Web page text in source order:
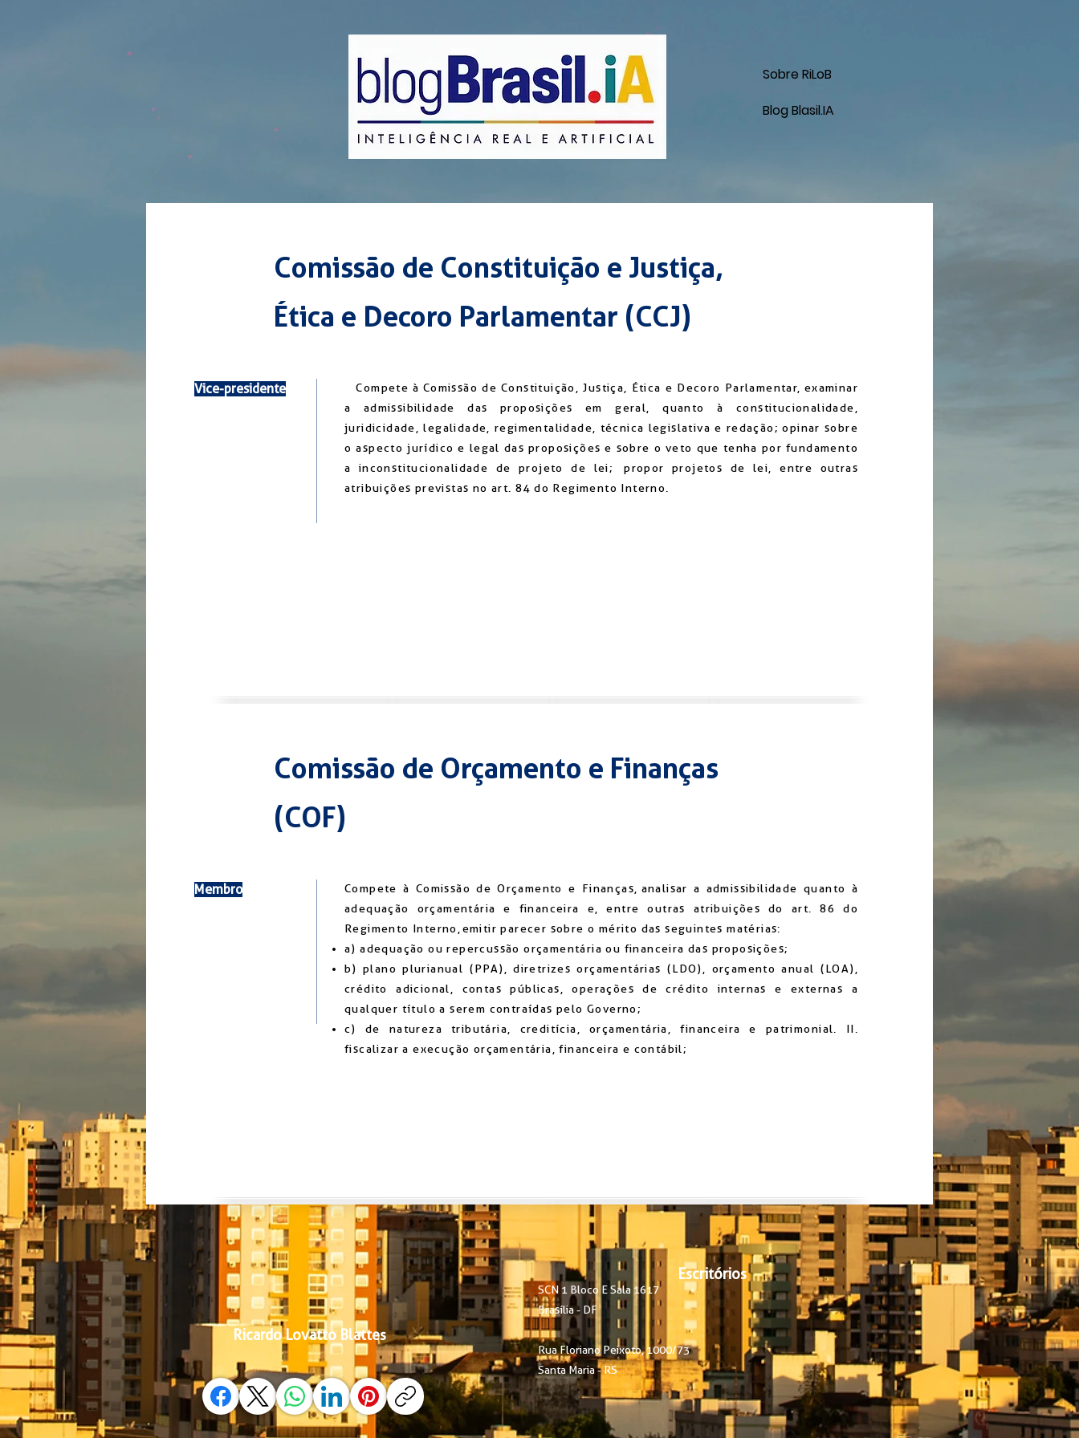
Sobre RiLoB
Blog Blasil.IA
Comissão de Constituição e Justiça,
Ética e Decoro Parlamentar (CCJ)
Vice-presidente
Compete à Comissão de Constituição, Justiça, Ética e Decoro Parlamentar, examinar
a admissibilidade das proposições em geral, quanto à constitucionalidade,
juridicidade, legalidade, regimentalidade, técnica legislativa e redação; opinar sobre
o aspecto jurídico e legal das proposições e sobre o veto que tenha por fundamento
a inconstitucionalidade de projeto de lei; propor projetos de lei, entre outras
atribuições previstas no art. 84 do Regimento Interno.
Comissão de Orçamento e Finanças
(COF)
Membro
Compete à Comissão de Orçamento e Finanças, analisar a admissibilidade quanto à
adequação orçamentária e financeira e, entre outras atribuições do art. 86 do
Regimento Interno, emitir parecer sobre o mérito das seguintes matérias:
a) adequação ou repercussão orçamentária ou financeira das proposições;
b) plano plurianual (PPA), diretrizes orçamentárias (LDO), orçamento anual (LOA),
crédito adicional, contas públicas, operações de crédito internas e externas a
qualquer título a serem contraídas pelo Governo;
c) de natureza tributária, creditícia, orçamentária, financeira e patrimonial. II.
fiscalizar a execução orçamentária, financeira e contábil;
Ricardo Lovatto Blattes
Escritórios
SCN 1 Bloco E​Sala 1617
Brasília - DF
Rua Floriano Peixoto, 1000/73
Santa Maria - RS